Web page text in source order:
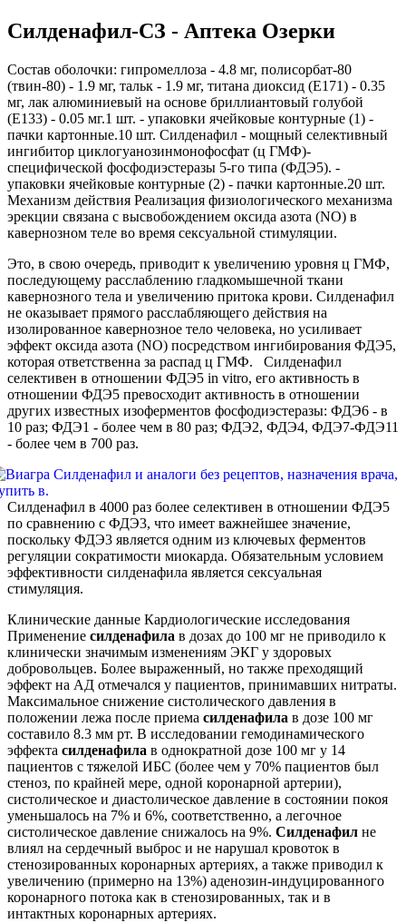
Силденафил-СЗ - Аптека Озерки
Состав оболочки: гипромеллоза - 4.8 мг, полисорбат-80
(твин-80) - 1.9 мг, тальк - 1.9 мг, титана диоксид (E171) - 0.35
мг, лак алюминиевый на основе бриллиантовый голубой
(E133) - 0.05 мг.1 шт. - упаковки ячейковые контурные (1) -
пачки картонные.10 шт. Силденафил - мощный селективный
ингибитор циклогуанозинмонофосфат (ц ГМФ)-
специфической фосфодиэстеразы 5-го типа (ФДЭ5). -
упаковки ячейковые контурные (2) - пачки картонные.20 шт.
Механизм действия Реализация физиологического механизма
эрекции связана с высвобождением оксида азота (NO) в
кавернозном теле во время сексуальной стимуляции.
Это, в свою очередь, приводит к увеличению уровня ц ГМФ,
последующему расслаблению гладкомышечной ткани
кавернозного тела и увеличению притока крови. Силденафил
не оказывает прямого расслабляющего действия на
изолированное кавернозное тело человека, но усиливает
эффект оксида азота (NO) посредством ингибирования ФДЭ5,
которая ответственна за распад ц ГМФ. Силденафил
селективен в отношении ФДЭ5 in vitro, его активность в
отношении ФДЭ5 превосходит активность в отношении
других известных изоферментов фосфодиэстеразы: ФДЭ6 - в
10 раз; ФДЭ1 - более чем в 80 раз; ФДЭ2, ФДЭ4, ФДЭ7-ФДЭ11
- более чем в 700 раз.
Силденафил в 4000 раз более селективен в отношении ФДЭ5
по сравнению с ФДЭ3, что имеет важнейшее значение,
поскольку ФДЭ3 является одним из ключевых ферментов
регуляции сократимости миокарда. Обязательным условием
эффективности силденафила является сексуальная
стимуляция.
Клинические данные Кардиологические исследования
Применение силденафила в дозах до 100 мг не приводило к
клинически значимым изменениям ЭКГ у здоровых
добровольцев. Более выраженный, но также преходящий
эффект на АД отмечался у пациентов, принимавших нитраты.
Максимальное снижение систолического давления в
положении лежа после приема силденафила в дозе 100 мг
составило 8.3 мм рт. В исследовании гемодинамического
эффекта силденафила в однократной дозе 100 мг у 14
пациентов с тяжелой ИБС (более чем у 70% пациентов был
стеноз, по крайней мере, одной коронарной артерии),
систолическое и диастолическое давление в состоянии покоя
уменьшалось на 7% и 6%, соответственно, а легочное
систолическое давление снижалось на 9%. Силденафил не
влиял на сердечный выброс и не нарушал кровоток в
стенозированных коронарных артериях, а также приводил к
увеличению (примерно на 13%) аденозин-индуцированного
коронарного потока как в стенозированных, так и в
интактных коронарных артериях.